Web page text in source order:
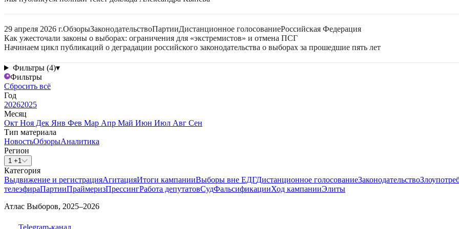
29 апреля 2026 г.ОбзорыЗаконодательствоПартииДистанционное голосованиеРоссийская Федерация
Как ужесточали законы о выборах: ограничения для «экстремистов» и отмена ПСГ
Начинаем цикл публикаций о деградации российского законодательства о выборах за прошедшие пять лет
Фильтры (4)▾
Фильтры
Сбросить всё
Год
20262025
Месяц
Окт Ноя Дек Янв Фев Мар Апр Май Июн Июл Авг Сен
Тип материала
НовостьОбзорыАналитика
Регион
1 +1
Категория
Выдвижение и регистрацияАгитацияИтоги кампанииВыборы вне ЕДГДистанционное голосованиеЗаконодательство
телеэфираПартииПраймеризПрессингРабота депутатовСудФальсификацииХод кампанииЭлиты
Атлас Выборов, 2025–2026
Telegram-канал